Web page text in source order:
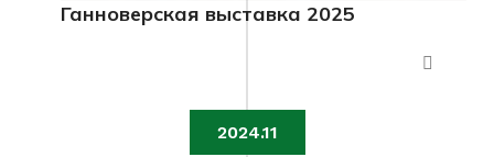
Ганноверская выставка 2025
2024.11